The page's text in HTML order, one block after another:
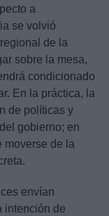
a
se volvió
de la
sobre la mesa,
condicionado
En la práctica, la
de políticas y
gobierno; en
moverse de la
envían
intención de